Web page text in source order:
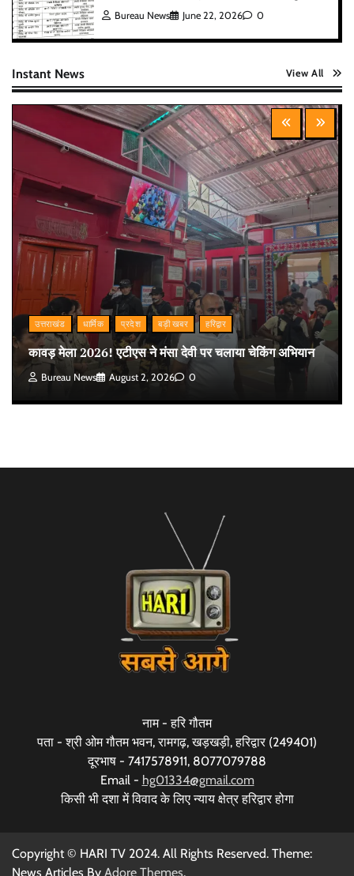
Bureau News June 22, 2026 0
Instant News View All
उत्तराखंड धार्मिक प्रदेश बड़ी खबर हरिद्वार
कावड़ मेला 2026! एटीएस ने मंसा देवी पर चलाया चेकिंग अभियान
Bureau News August 2, 2026 0
नाम - हरि गौतम
पता - श्री ओम गौतम भवन, रामगढ़, खड़खड़ी, हरिद्वार (249401)
दूरभाष - 7417578911, 8077079788
Email - hg01334@gmail.com
किसी भी दशा में विवाद के लिए न्याय क्षेत्र हरिद्वार होगा
Copyright © HARI TV 2024. All Rights Reserved. Theme:
News Articles By Adore Themes.